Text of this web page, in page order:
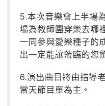
5.本次音樂會上半場
場為教師團穿樂去哪
一同參與愛樂種子的
出一定能讓蒞臨的您
6.演出曲目將由指導
當天節目單為主。